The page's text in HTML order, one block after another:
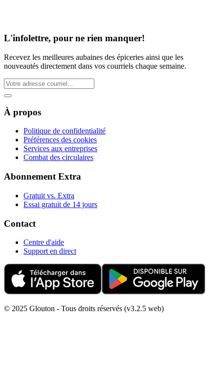
L'infolettre, pour ne rien manquer!
Recevez les meilleures aubaines des épiceries ainsi que les
nouveautés directement dans vos courriels chaque semaine.
À propos
Politique de confidentialité
Préférences des cookies
Services aux entreprises
Combat des circulaires
Abonnement Extra
Gratuit vs. Extra
Essai gratuit de 14 jours
Contact
Centre d'aide
Support en direct
© 2025 Glouton - Tous droits réservés (v3.2.5 web)